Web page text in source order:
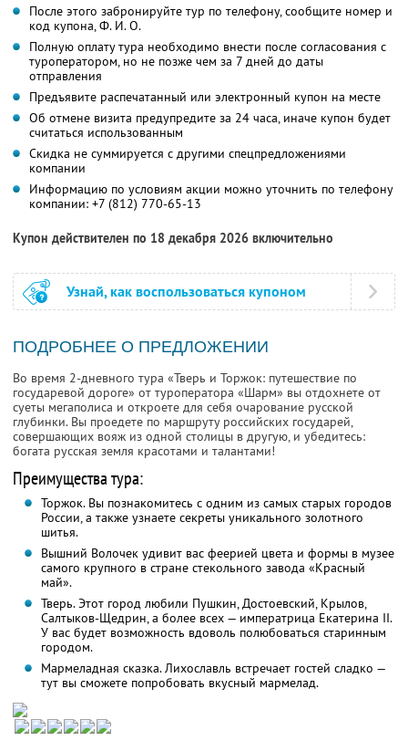
После этого забронируйте тур по телефону, сообщите номер и
код купона,Ф. И. О.
Полную оплату тура необходимо внести после согласования с
туроператором, но не позже чем за 7 дней до даты
отправления
Предъявите распечатанный или электронный купон на месте
Об отмене визита предупредите за 24 часа, иначе купон будет
считаться использованным
Скидка не суммируется с другими спецпредложениями
компании
Информацию по условиям акции можно уточнить по телефону
компании: +7 (812) 770-65-13
Купон действителен по 18 декабря 2026 включительно
Узнай, как воспользоваться купоном
ПОДРОБНЕЕ О ПРЕДЛОЖЕНИИ
Во время 2-дневного тура «Тверь и Торжок: путешествие по
государевой дороге» от туроператора «Шарм» вы отдохнете от
суеты мегаполиса и откроете для себя очарование русской
глубинки. Вы проедете по маршруту российских государей,
совершающих вояж из одной столицы в другую, и убедитесь:
богата русская земля красотами и талантами!
Преимущества тура:
Торжок. Вы познакомитесь с одним из самых старых городов
России, а также узнаете секреты уникального золотного
шитья.
Вышний Волочек удивит вас феерией цвета и формы в музее
самого крупного в стране стекольного завода «Красный
май».
Тверь. Этот город любили Пушкин, Достоевский, Крылов,
Салтыков-Щедрин, а более всех — императрица Екатерина II.
У вас будет возможность вдоволь полюбоваться старинным
городом.
Мармеладная сказка. Лихославль встречает гостей сладко —
тут вы сможете попробовать вкусный мармелад.